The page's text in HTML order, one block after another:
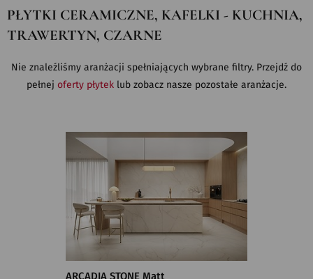
PŁYTKI CERAMICZNE, KAFELKI - KUCHNIA,
TRAWERTYN, CZARNE
Nie znaleźliśmy aranżacji spełniających wybrane filtry. Przejdź do
pełnej oferty płytek lub zobacz nasze pozostałe aranżacje.
ARCADIA STONE Matt